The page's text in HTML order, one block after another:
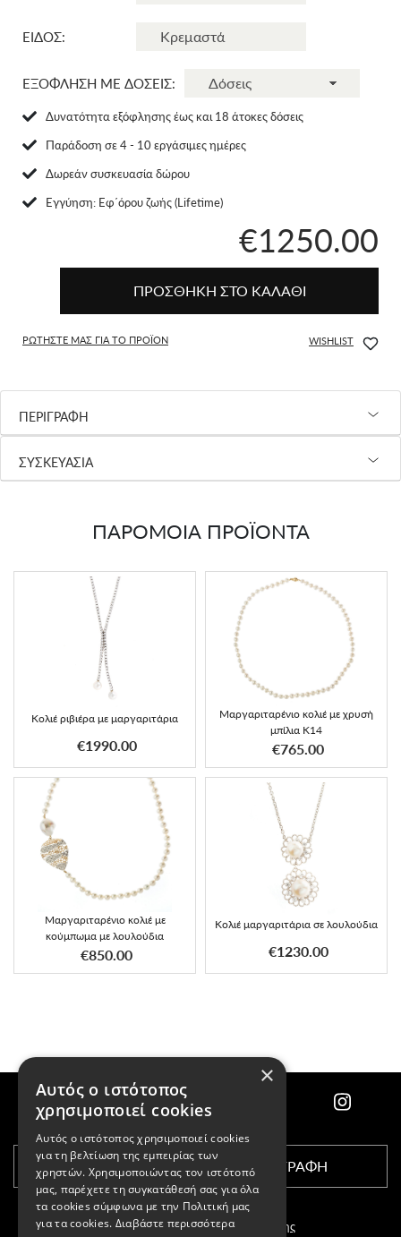
ΕΙΔΟΣ:
ΕΞΟΦΛΗΣΗ ΜΕ ΔΟΣΕΙΣ:
Δυνατότητα εξόφλησης έως και 18 άτοκες δόσεις
Παράδοση σε 4 - 10 εργάσιμες ημέρες
Δωρεάν συσκευασία δώρου
Eγγύηση: Εφ΄όρου ζωής (Lifetime)
€1250.00
ΠΡΟΣΘΗΚΗ ΣΤΟ ΚΑΛΑΘΙ
ΡΩΤΗΣΤΕ ΜΑΣ ΓΙΑ ΤΟ ΠΡΟΪΟΝ WISHLIST
ΠΕΡΙΓΡΑΦΗ
ΣΥΣΚΕΥΑΣΙΑ
ΠΑΡΟΜΟΙΑ ΠΡΟΪΟΝΤΑ
Κολιέ ριβιέρα με μαργαριτάρια
€1990.00
Μαργαριταρένιο κολιέ με χρυσή
μπίλια K14
€765.00
Μαργαριταρένιο κολιέ με
κούμπωμα με λουλούδια
€850.00
Κολιέ μαργαριτάρια σε λουλούδια
€1230.00
ΕΓΓΡΑΦΗ
Αποδέχομαι τους όρους χρήσης
×
Αυτός ο ιστότοπος
χρησιμοποιεί cookies
Αυτός ο ιστότοπος χρησιμοποιεί cookies
για τη βελτίωση της εμπειρίας των
χρηστών. Χρησιμοποιώντας τον ιστότοπό
μας, παρέχετε τη συγκατάθεσή σας για όλα
τα cookies σύμφωνα με την Πολιτική μας
για τα cookies. Διαβάστε περισσότερα